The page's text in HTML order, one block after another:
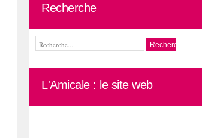
Recherche
L'Amicale : le site web